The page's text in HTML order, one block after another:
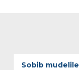
Sobib mudelile